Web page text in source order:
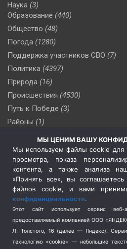
Наука (3)
Образование (440)
Общество (48)
Погода (1280)
Поддержка участников СВО (7)
Политика (4397)
Природа (16)
Происшествия (4530)
Путь к Победе (3)
Районы (1)
(510)
Сельское хозяйство (3)
Социальная политика
(3)
Спецоперация в Украине
Спецоперация на Украине
(404)
Спорт (740)
Терроризм (1)
Транспорт (262)
МЫ ЦЕНИМ ВАШУ
Мы используем файлы cookie для
просмотра, показа
контента, а также анализа
«Принять все», вы
файлов cookie, и вами
конфиденциальности.
Этот сайт использует сервис веб-
предоставляемый компанией ООО
Л. Толстого, 16 (далее — Яндекс).
технологию «cookie» — небольшие